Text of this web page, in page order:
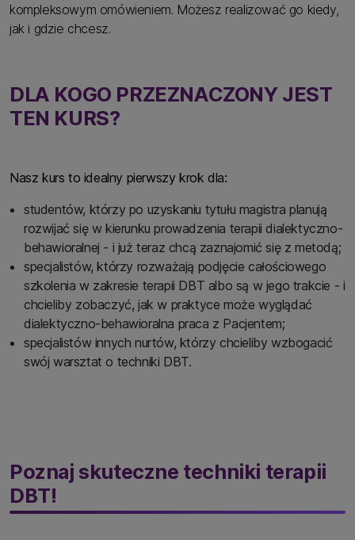
kompleksowym omówieniem. Możesz realizować go kiedy,
jak i gdzie chcesz.
DLA KOGO PRZEZNACZONY JEST
TEN KURS?
Nasz kurs to idealny pierwszy krok dla:
studentów, którzy po uzyskaniu tytułu magistra planują
rozwijać się w kierunku prowadzenia terapii dialektyczno-
behawioralnej - i już teraz chcą zaznajomić się z metodą;
specjalistów, którzy rozważają podjęcie całościowego
szkolenia w zakresie terapii DBT albo są w jego trakcie - i
chcieliby zobaczyć, jak w praktyce może wyglądać
dialektyczno-behawioralna praca z Pacjentem;
specjalistów innych nurtów, którzy chcieliby wzbogacić
swój warsztat o techniki DBT.
Poznaj skuteczne techniki terapii
DBT!